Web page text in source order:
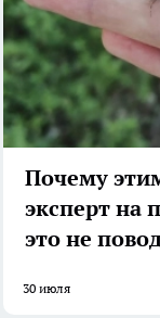
Почему
эксперт на
это не
30 июля